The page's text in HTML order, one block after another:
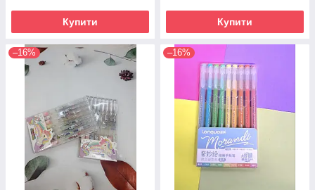
Купити Купити
–16% –16%